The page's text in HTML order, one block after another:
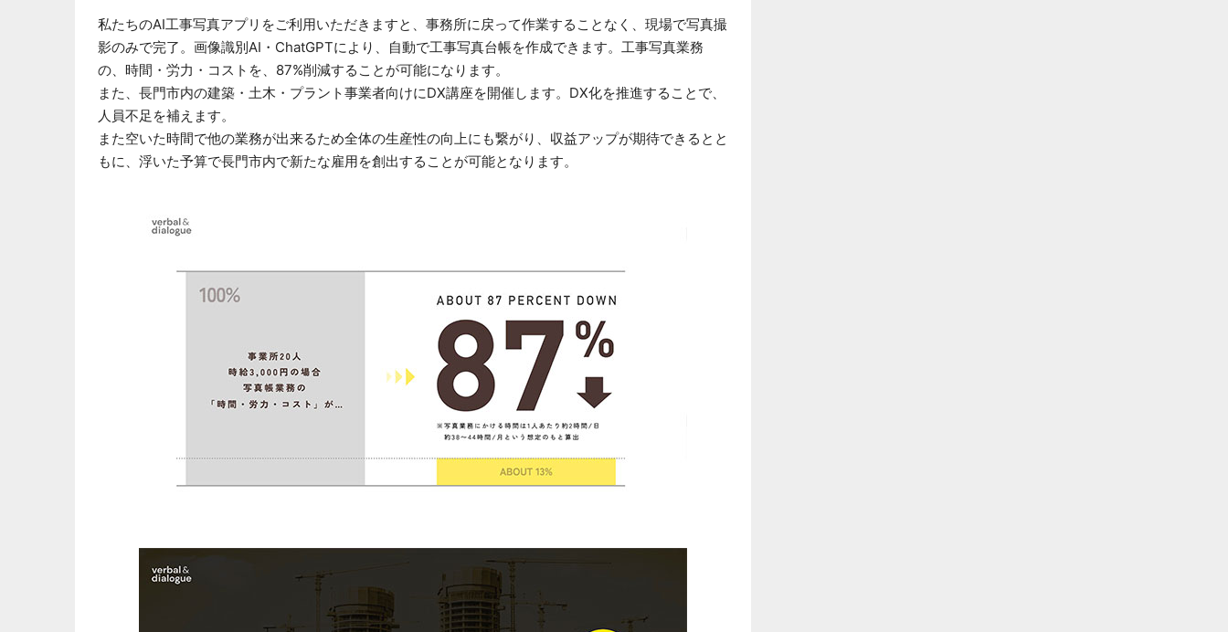
私たちのAI工事写真アプリをご利用いただきますと、事務所に戻って作業することなく、現場で写真撮
影のみで完了。画像識別AI・ChatGPTにより、自動で工事写真台帳を作成できます。工事写真業務
の、時間・労力・コストを、87%削減することが可能になります。
また、長門市内の建築・土木・プラント事業者向けにDX講座を開催します。DX化を推進することで、
人員不足を補えます。
また空いた時間で他の業務が出来るため全体の生産性の向上にも繋がり、収益アップが期待できるとと
もに、浮いた予算で長門市内で新たな雇用を創出することが可能となります。